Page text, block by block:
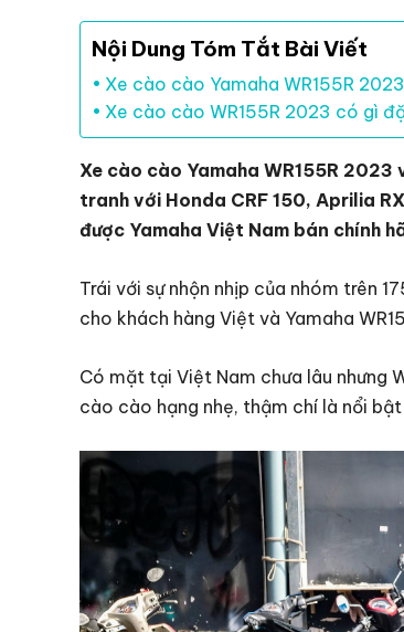
Nội Dung Tóm Tắt Bài Viết
Xe cào cào Yamaha WR155R
Xe cào cào WR155R 2023 có gì
Xe cào cào Yamaha WR155R
tranh với Honda CRF 150, Aprilia
được Yamaha Việt Nam bán chính
Trái với sự nhộn nhịp của nhóm trên
cho khách hàng Việt và Yamaha
Có mặt tại Việt Nam chưa lâu nhưng
cào cào hạng nhẹ, thậm chí là nổi